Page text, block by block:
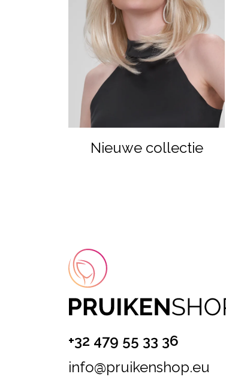
Nieuwe collectie
+32 479 55 33 36
info@pruikenshop.eu